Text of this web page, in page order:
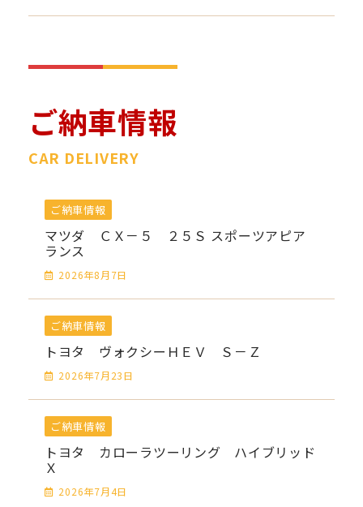
ご納車情報
CAR DELIVERY
ご納車情報
マツダ ＣＸ－５ ２５Ｓ スポーツアピア
ランス
2026年8月7日
ご納車情報
トヨタ ヴォクシーＨＥＶ Ｓ－Ｚ
2026年7月23日
ご納車情報
トヨタ カローラツーリング ハイブリッド
Ｘ
2026年7月4日